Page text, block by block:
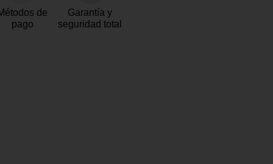
de
pago
Garantía y
seguridad total